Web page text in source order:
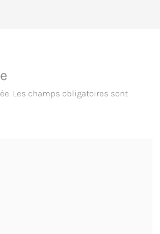
Les champs obligatoires sont